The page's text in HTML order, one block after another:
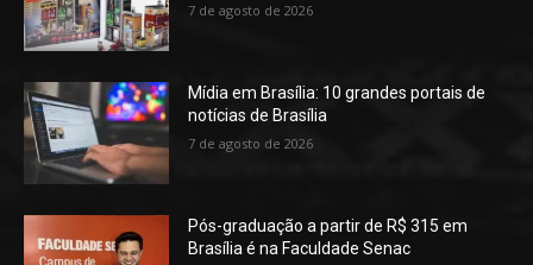
7 de agosto de 2026
Mídia em Brasília: 10 grandes portais de
notícias de Brasília
7 de agosto de 2026
Pós-graduação a partir de R$ 315 em
Brasília é na Faculdade Senac